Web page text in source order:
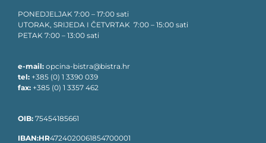
PONEDJELJAK 7:00 – 17:00 sati
UTORAK, SRIJEDA I ČETVRTAK 7:00 – 15:00 sati
PETAK 7:00 – 13:00 sati
e-mail: opcina-bistra@bistra.hr
tel: +385 (0) 1 3390 039
fax: +385 (0) 1 3357 462
OIB: 75454185661
IBAN:HR4724020061854700001